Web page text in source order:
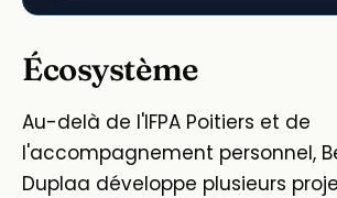
Écosystème
Au-delà de l'IFPA Poitiers et de
l'accompagnement personnel,
Duplaa développe plusieurs